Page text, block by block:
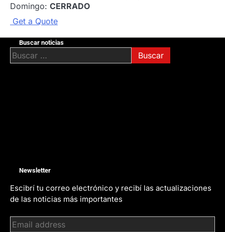
Domingo: CERRADO
Get a Quote
Buscar noticias
Buscar:
Newsletter
Escibrí tu correo electrónico y recibí las actualizaciones
de las noticias más importantes